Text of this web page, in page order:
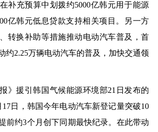
补充预算中划拨约5000亿韩元用于能源
亿韩元低息贷款支持相关项目。另一方
转换补助等措施推动电动汽车普及，首
约2.25万辆电动汽车的普及，加快交通领
援引韩国气候能源环境部21日发布的
日，韩国今年电动汽车新登记量突破10
前约3个月创下同期最快纪录。在此带动